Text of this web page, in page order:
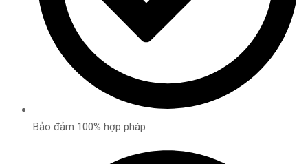
Bảo đảm 100% hợp pháp